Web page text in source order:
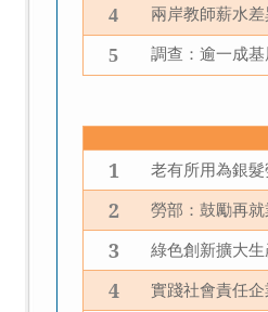
4 兩岸教師薪水
5 調查：逾一成
1 老有所用為銀
2 勞部：鼓勵再
3 綠色創新擴大
4 實踐社會責任